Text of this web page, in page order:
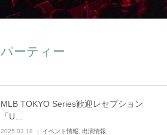
パーティー
MLB TOKYO Series歓迎レセプション
「U…
2025.03.18 イベント情報 出演情報